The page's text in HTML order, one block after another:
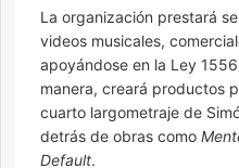
La organización prestará
videos musicales,
apoyándose en la Ley
manera, creará productos
cuarto largometraje de
detrás de obras como
Default.